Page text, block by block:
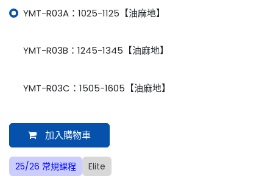
YMT-R03A：1025-1125【油麻地】
YMT-R03B：1245-1345【油麻地】
YMT-R03C：1505-1605【油麻地】
加入購物車
25/26 常規課程 Elite